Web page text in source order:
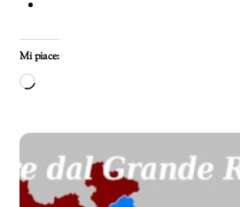
Mi piace:
Caricamento
corso…